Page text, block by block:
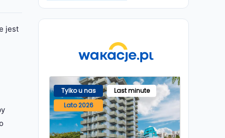
jest
Tylko u nas
Last minute
Lato 2026